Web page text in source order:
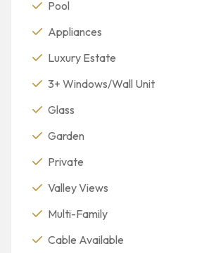
Pool
Appliances
Luxury Estate
3+ Windows/Wall Unit
Glass
Garden
Private
Valley Views
Multi-Family
Cable Available